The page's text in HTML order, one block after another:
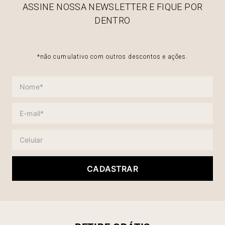
ASSINE NOSSA NEWSLETTER E FIQUE POR
DENTRO
*não cumulativo com outros descontos e ações.
CADASTRAR